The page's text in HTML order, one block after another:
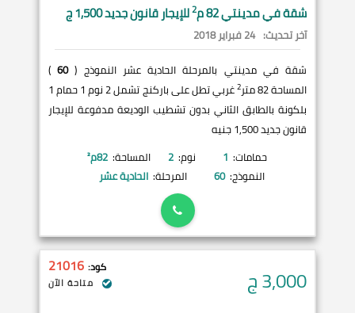
شقة فيمدينتي 2للإيجار قانون جديد 1,500 ج
آخر تحديث: 24 فبراير 2018
شقة في مدينتي بالمرحلة الحادية عشر النموذج (60
)
المساحة 82 متر
2
غربي تطل على باركنج تشمل 2 نوم 1 حمام 1
بلكونة بالطابق الثاني بدون تشطيب الوديعة مدفوعة للإيجار
قانون جديد 1,500 جنيه
حمامات: 1 نوم: 2 المساحة: 82م²
النموذج: 60 المرحلة: الحادية عشر
3,000ج كود: 21016
متاحة الآن